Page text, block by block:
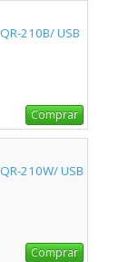
210B/ USB
Comprar
210W/ USB
Comprar